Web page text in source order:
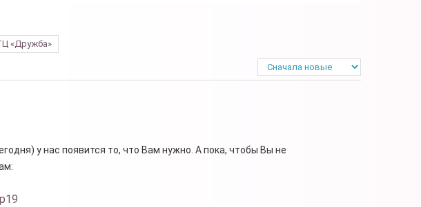
«Дружба»
у нас появится то, что Вам нужно. А пока, чтобы Вы не